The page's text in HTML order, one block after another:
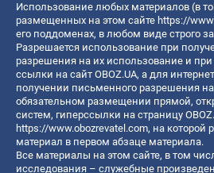
Использование любых материалов (в
размещенных на этом сайте https://
его поддоменах, в любом виде строго
Разрешается использование при
разрешения на их использование и при
ссылки на сайт OBOZ.UA, а для
получении письменного разрешения
обязательном размещении прямой,
систем, гиперссылки на страницу
https://www.obozrevatel.com, на которой
материал в первом абзаце материала.
Все материалы на этом сайте, в том
исследования – служебные